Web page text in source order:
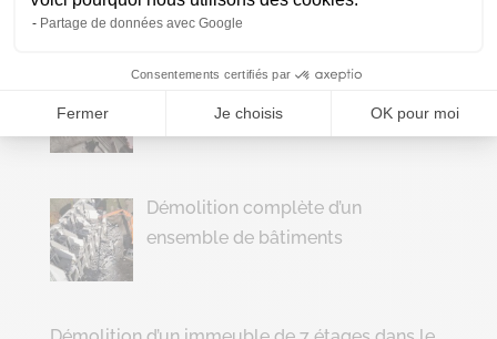
Partage de données avec Google
Consentements certifiés par
Fermer Je choisis OK pour moi
Déconstruction à la Citadelle de
Démolition complète d’un
ensemble de bâtiments